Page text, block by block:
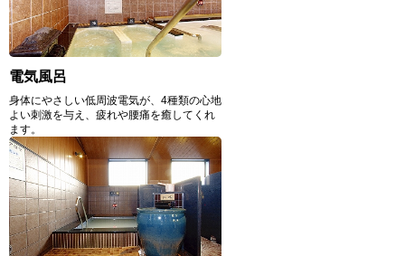
電気風呂
身体にやさしい低周波電気が、4種類の心地
よい刺激を与え、疲れや腰痛を癒してくれ
ます。